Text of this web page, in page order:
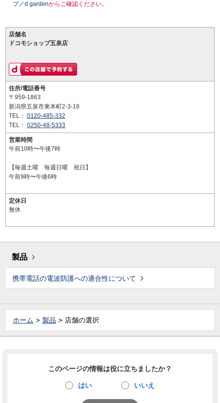
プ／d gardenからご確認ください。
店舗名
ドコモショップ五泉店
住所/電話番号
〒959-1863
新潟県五泉市東本町2-3-18
TEL： 0120-485-332
TEL： 0250-48-5333
営業時間
午前10時〜午後7時
【毎週土曜 毎週日曜 祝日】
午前9時〜午後6時
定休日
無休
製品
携帯電話の電波防護への適合性について
ホーム 製品 店舗の選択
このページの情報は役に立ちましたか？
はい いいえ